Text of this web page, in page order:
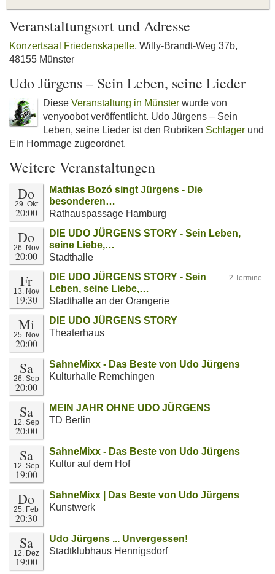
Veranstaltungsort und Adresse
Konzertsaal Friedenskapelle, Willy-Brandt-Weg 37b,
48155 Münster
Udo Jürgens – Sein Leben, seine Lieder
Diese Veranstaltung in Münster wurde von
venyoobot veröffentlicht. Udo Jürgens – Sein
Leben, seine Lieder ist den Rubriken Schlager und
Ein Hommage zugeordnet.
Weitere Veranstaltungen
Do
29. Okt
20:00
Mathias Bozó singt Jürgens - Die
besonderen…
Rathauspassage Hamburg
Do
26. Nov
20:00
DIE UDO JÜRGENS STORY - Sein Leben,
seine Liebe,…
Stadthalle
Fr
13. Nov
19:30
2 Termine
DIE UDO JÜRGENS STORY - Sein
Leben, seine Liebe,…
Stadthalle an der Orangerie
Mi
25. Nov
20:00
DIE UDO JÜRGENS STORY
Theaterhaus
Sa
26. Sep
20:00
SahneMixx - Das Beste von Udo Jürgens
Kulturhalle Remchingen
Sa
12. Sep
20:00
MEIN JAHR OHNE UDO JÜRGENS
TD Berlin
Sa
12. Sep
19:00
SahneMixx - Das Beste von Udo Jürgens
Kultur auf dem Hof
Do
25. Feb
20:30
SahneMixx | Das Beste von Udo Jürgens
Kunstwerk
Sa
12. Dez
19:00
Udo Jürgens ... Unvergessen!
Stadtklubhaus Hennigsdorf